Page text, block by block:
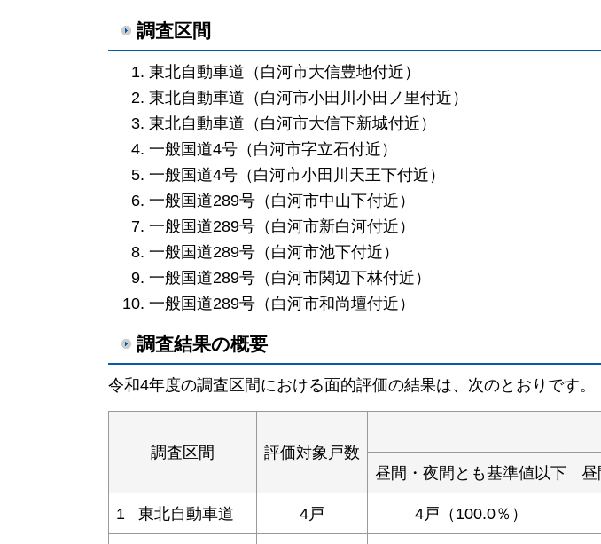
調査区間
東北自動車道（白河市大信豊地付近）
東北自動車道（白河市小田川小田ノ里付近）
東北自動車道（白河市大信下新城付近）
一般国道4号（白河市字立石付近）
一般国道4号（白河市小田川天王下付近）
一般国道289号（白河市中山下付近）
一般国道289号（白河市新白河付近）
一般国道289号（白河市池下付近）
一般国道289号（白河市関辺下林付近）
一般国道289号（白河市和尚壇付近）
調査結果の概要
令和4年度の調査区間における面的評価の結果は、次のとおりです。
調査区間 評価対象戸数
昼間・夜間とも基準値以下
1 東北自動車道 4戸 4戸（100.0％）